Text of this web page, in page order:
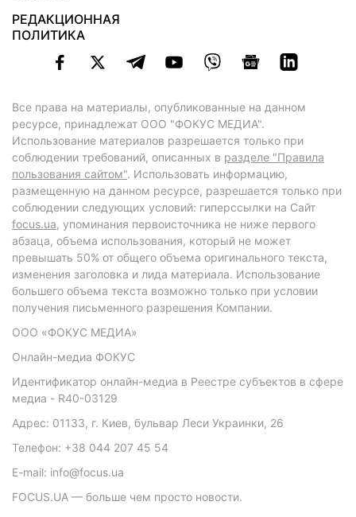
РЕДАКЦИОННАЯ
ПОЛИТИКА
Все права на материалы, опубликованные на данном
ресурсе, принадлежат ООО "ФОКУС МЕДИА".
Использование материалов разрешается только при
соблюдении требований, описанных в разделе "Правила
пользования сайтом". Использовать информацию,
размещенную на данном ресурсе, разрешается только при
соблюдении следующих условий: гиперссылки на Сайт
focus.ua, упоминания первоисточника не ниже первого
абзаца, объема использования, который не может
превышать 50% от общего объема оригинального текста,
изменения заголовка и лида материала. Использование
большего объема текста возможно только при условии
получения письменного разрешения Компании.
ООО «ФОКУС МЕДИА»
Онлайн-медиа ФОКУС
Идентификатор онлайн-медиа в Реестре субъектов в сфере
медиа - R40-03129
Адрес: 01133, г. Киев, бульвар Леси Украинки, 26
Телефон: +38 044 207 45 54
E-mail: info@focus.ua
FOCUS.UA — больше чем просто новости.